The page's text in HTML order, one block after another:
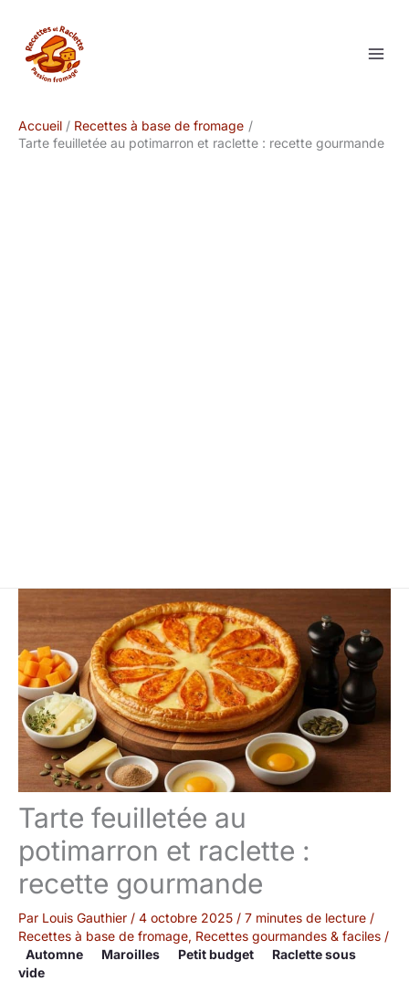
contenu
Accueil
Recettes à base de fromage
Tarte feuilletée au potimarron et raclette : recette gourmande
Tarte feuilletée au
potimarron et raclette :
recette gourmande
Par Louis Gauthier / 4 octobre 2025 / 7 minutes de lecture /
Recettes à base de fromage, Recettes gourmandes & faciles /
Automne
Maroilles Petit budget
Raclette sous
vide